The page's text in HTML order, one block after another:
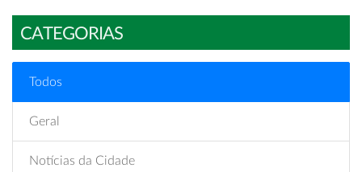
CATEGORIAS
Todos
Geral
Notícias da Cidade